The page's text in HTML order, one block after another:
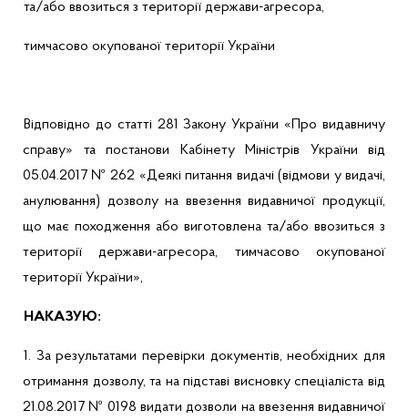
та/або ввозиться з території держави-агресора,
тимчасово окупованої території України
Відповідно до статті 281 Закону України «Провидавничу
справу» та постанови
Кабінету Міністрів України
від
05.04.2017 № 262 «Деякі питання видачі (відмови увидачі,
анулювання) дозволуна ввезення видавничої продукції,
що має походження або виготовлена та/або ввозиться з
території
держави-агресора, тимчасово
окупованої
території України»,
НАКАЗУЮ:
1. За результатами перевірки документів,необхідних для
отримання дозволу, та напідставі висновку спеціаліста від
21.08.2017 № 0198 видати дозволи на ввезення видавничої